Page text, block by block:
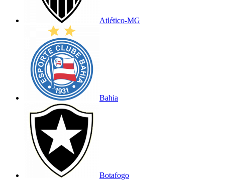
Atlético-MG
Bahia
Botafogo